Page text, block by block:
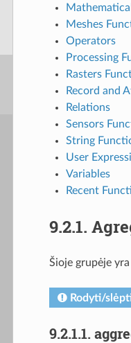
Meshes
Operators
Processing
Rasters
Record and
Relations
Sensors
String
User
Variables
Recent
9.2.1.
Šioje grupėje
Rodyti/
9.2.1.1.